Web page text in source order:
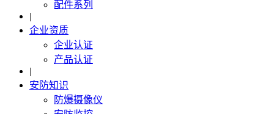
配件系列
|
企业资质
企业认证
产品认证
|
安防知识
防爆摄像仪